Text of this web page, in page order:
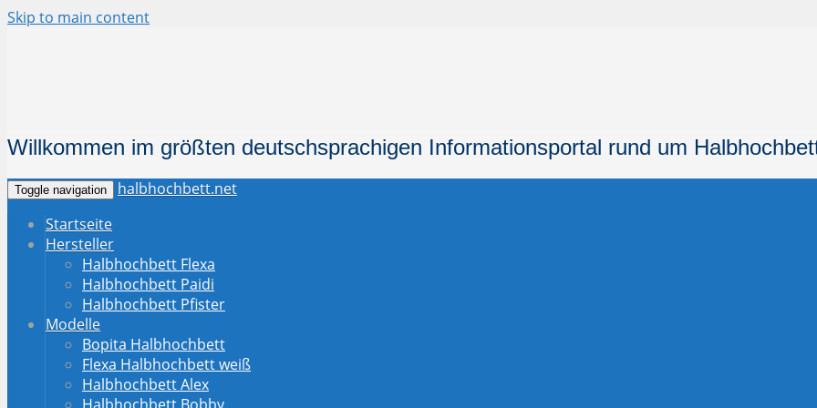
Skip to main content
Willkommen im größten deutschsprachigen Informationsportal rund um
Toggle navigation
halbhochbett.net
Startseite
Hersteller
Halbhochbett Flexa
Halbhochbett Paidi
Halbhochbett Pfister
Modelle
Bopita Halbhochbett
Flexa Halbhochbett weiß
Halbhochbett Alex